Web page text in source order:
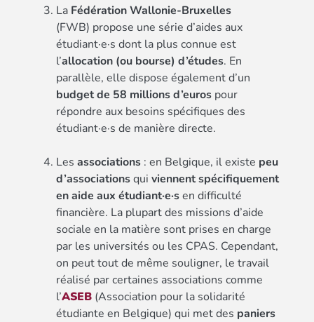
La Fédération Wallonie-Bruxelles
(FWB) propose une série d’aides aux
étudiant·e·s dont la plus connue est
l’allocation (ou bourse) d’études. En
parallèle, elle dispose également d’un
budget de 58 millions d’euros pour
répondre aux besoins spécifiques des
étudiant·e·s de manière directe.
Les associations : en Belgique, il existe peu
d’associationsqui viennent spécifiquement
en aide aux étudiant·e·sen difficulté
financière. La plupart des missions d’aide
sociale en la matière sont prises en charge
par les universités ou les CPAS. Cependant,
on peut tout de même souligner, le travail
réalisé par certaines associations comme
l’ASEB (Association pour la solidarité
étudiante en Belgique) qui met des paniers